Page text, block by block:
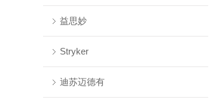
益思妙
Stryker
迪苏迈德有